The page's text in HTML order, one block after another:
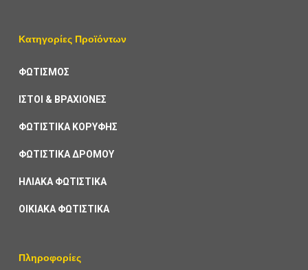
Κατηγορίες Προϊόντων
ΦΩΤΙΣΜΟΣ
ΙΣΤΟΙ & ΒΡΑΧΙΟΝΕΣ
ΦΩΤΙΣΤΙΚΑ ΚΟΡΥΦΗΣ
ΦΩΤΙΣΤΙΚΑ ΔΡΟΜΟΥ
ΗΛΙΑΚΑ ΦΩΤΙΣΤΙΚΑ
ΟΙΚΙΑΚΑ ΦΩΤΙΣΤΙΚΑ
Πληροφορίες